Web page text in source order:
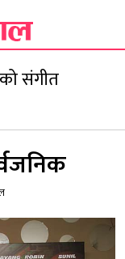
संगीत